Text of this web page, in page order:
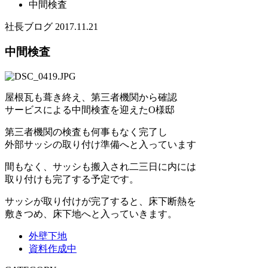
中間検査
社長ブログ 2017.11.21
中間検査
屋根瓦も葺き終え、第三者機関から確認
サービスによる中間検査を迎えたO様邸
第三者機関の検査も何事もなく完了し
外部サッシの取り付け準備へと入っています
間もなく、サッシも搬入され二三日に内には
取り付けも完了する予定です。
サッシが取り付けが完了すると、床下断熱を
敷きつめ、床下地へと入っていきます。
外壁下地
資料作成中